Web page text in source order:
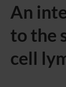
An
to the
cell